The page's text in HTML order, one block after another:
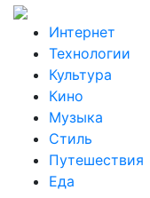
Интернет
Технологии
Культура
Кино
Музыка
Стиль
Путешествия
Еда